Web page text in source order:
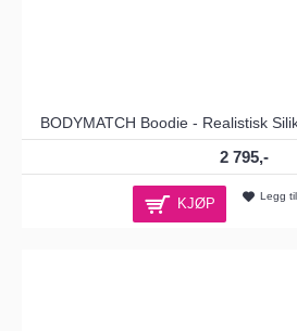
BODYMATCH Boodie - Realistisk
2 795,-
KJØP Legg